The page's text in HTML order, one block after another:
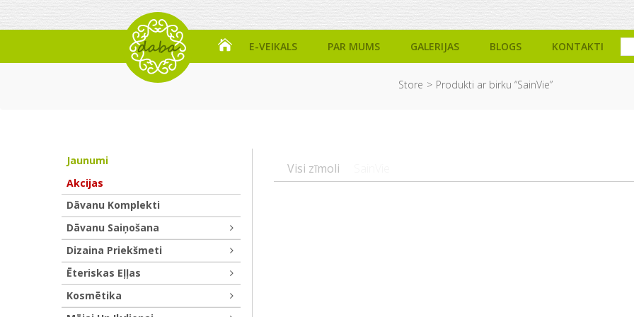
E-VEIKALS PAR MUMS GALERIJAS BLOGS KONTAKTI
Store Produkti ar birku “SainVie”
Visi zīmoli
Jaunumi
Akcijas
Dāvanu Komplekti
Dāvanu Saiņošana
Dizaina Priekšmeti
Ēteriskas Eļļas
Kosmētika